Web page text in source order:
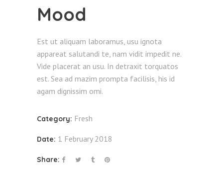
Mood
Est ut aliquam laboramus, usu ignota
appareat salutandi te, nam vidit impedit ne.
Vide placerat an usu. In detraxit torquatos
est. Sea ad mazim prompta facilisis, his id
agam dignissim omi.
Category: Fresh
Date: 1 February 2018
Share: